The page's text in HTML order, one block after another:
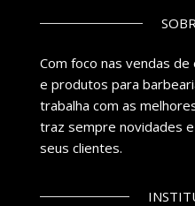
Com foco nas vendas
e produtos para
trabalha com as
traz sempre novidades
seus clientes.